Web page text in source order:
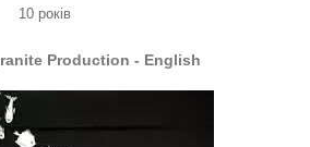
10 років
Production - English